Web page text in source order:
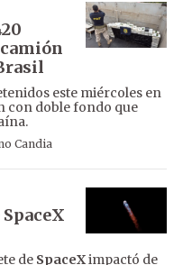
este miércoles en
con doble fondo que
Candia
de SpaceXimpactó de